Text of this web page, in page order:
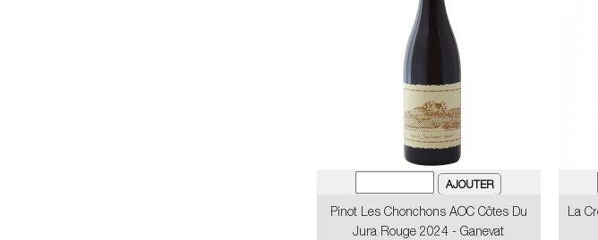
Pinot Les Chonchons AOC Côtes Du
Jura Rouge 2024 - Ganevat
La